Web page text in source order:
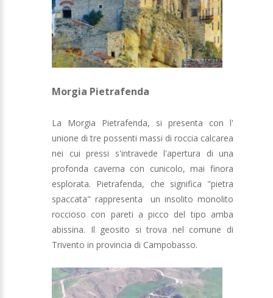
Morgia Pietrafenda
La Morgia Pietrafenda, si presenta con l'
unione di tre possenti massi di roccia calcarea
nei cui pressi s'intravede l'apertura di una
profonda caverna con cunicolo, mai finora
esplorata. Pietrafenda, che significa "pietra
spaccata" rappresenta un insolito monolito
roccioso con pareti a picco del tipo amba
abissina. Il geosito si trova nel comune di
Trivento in provincia di Campobasso.